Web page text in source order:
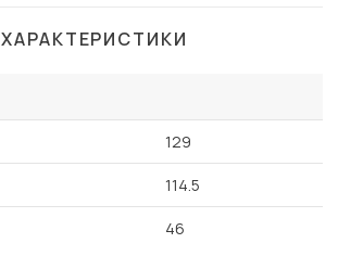
ХАРАКТЕРИСТИКИ
129
114.5
46